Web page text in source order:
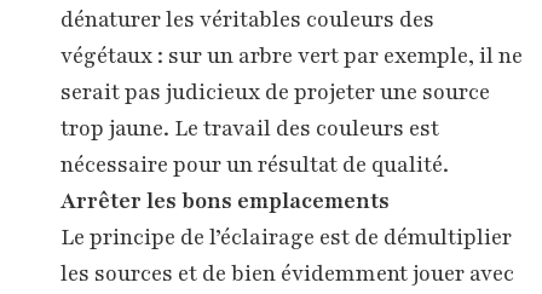
dénaturer les véritables couleurs des
végétaux : sur un arbre vert par exemple, il ne
serait pas judicieux de projeter une source
trop jaune. Le travail des couleurs est
nécessaire pour un résultat de qualité.
Arrêter les bons emplacements
Le principe de l’éclairage est de démultiplier
les sources et de bien évidemment jouer avec